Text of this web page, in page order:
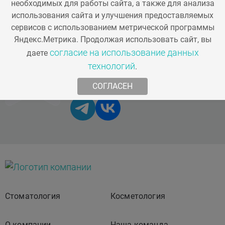
А16.07.006.02
Протезирование с использованием импланта,
коронка на основе Циркония, E-MAX с
облицовкой, винтовая или цементная фиксация
А16.07.006.01
коронка металлокерамическая коронка,
info@artistom.ru
г. Одинцово,
ул. Говорова, д. 87
Мы в соц. сетях
Стоматология Косметология
необходимых для работы сайта, а также для анализа
использования сайта и улучшения предоставляемых
сервисов с использованием метрической программы
Яндекс.Метрика. Продолжая использовать сайт, вы
даете согласие на использование данных
технологий.
СОГЛАСЕН